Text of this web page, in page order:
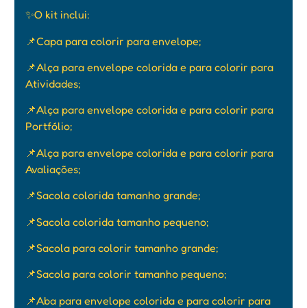
✨O kit inclui:
📌Capa para colorir para envelope;
📌Alça para envelope colorida e para colorir para
Atividades;
📌Alça para envelope colorida e para colorir para
Portfólio;
📌Alça para envelope colorida e para colorir para
Avaliações;
📌Sacola colorida tamanho grande;
📌Sacola colorida tamanho pequeno;
📌Sacola para colorir tamanho grande;
📌Sacola para colorir tamanho pequeno;
📌Aba para envelope colorida e para colorir para